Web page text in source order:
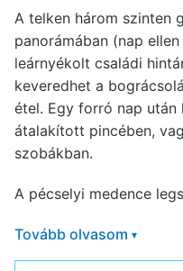
A telken három szinten
panorámában (nap
leárnyékolt családi
keveredhet a
étel. Egy forró nap után
átalakított pincében,
szobákban.
A pécselyi medence
Tovább olvasom ▾